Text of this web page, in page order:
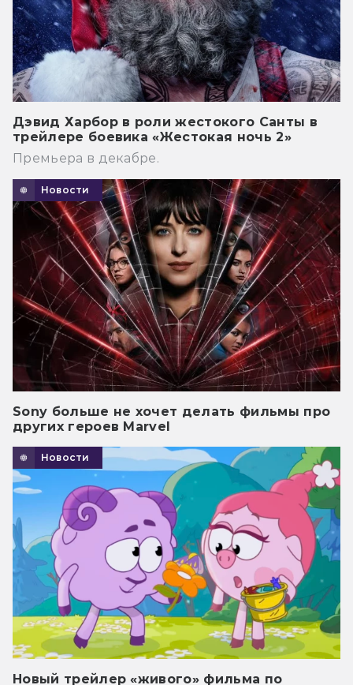
Дэвид Харбор в роли жестокого Санты в
трейлере боевика «Жестокая ночь 2»
Премьера в декабре.
Новости
Sony больше не хочет делать фильмы про
других героев Marvel
Новости
Новый трейлер «живого» фильма по